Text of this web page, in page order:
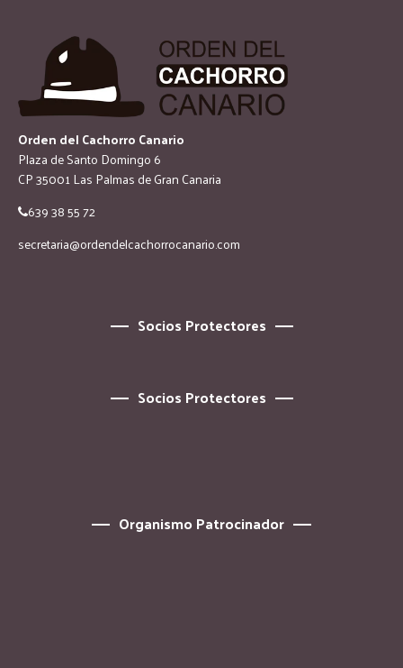
Orden del Cachorro Canario
Plaza de Santo Domingo 6
CP 35001 Las Palmas de Gran Canaria
639 38 55 72
secretaria@ordendelcachorrocanario.com
Socios Protectores
Socios Protectores
Organismo Patrocinador